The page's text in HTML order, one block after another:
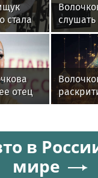
стала
и
врачей
сердце"
отец
концерт
в
мире